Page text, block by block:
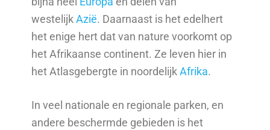
westelijkAzië. Daarnaast is het edelhert
het enige hert dat van nature voorkomt op
het Afrikaanse continent. Ze leven hier in
het Atlasgebergte in noordelijkAfrika.
In veel nationale en regionale parken, en
andere beschermde gebieden is het